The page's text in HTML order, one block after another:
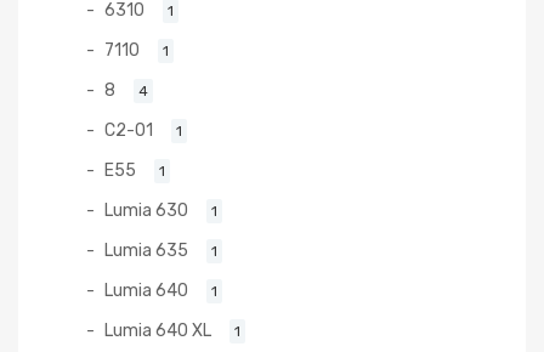
6310 1
7110 1
8 4
C2-01 1
E55 1
Lumia 630 1
Lumia 635 1
Lumia 640 1
Lumia 640 XL 1